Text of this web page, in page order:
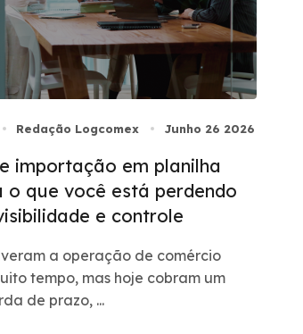
Redação Logcomex Junho 26 2026
importação em planilha
o que você está perdendo
e controle
a operação de comércio
tempo, mas hoje cobram um
de prazo, ...